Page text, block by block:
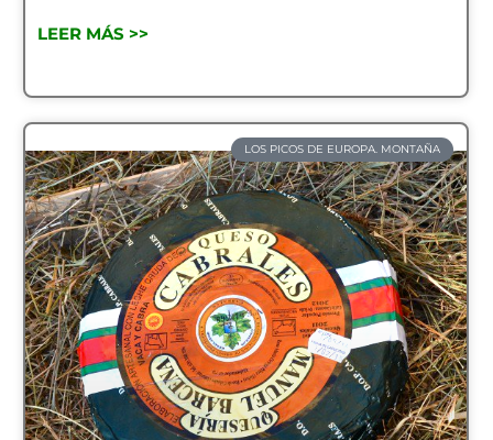
LEER MÁS >>
LOS PICOS DE EUROPA. MONTAÑA